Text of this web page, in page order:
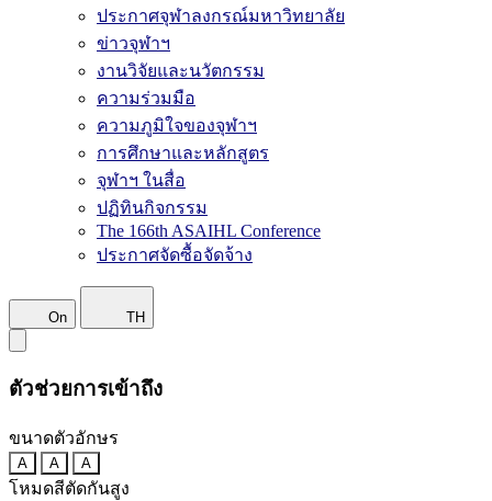
ประกาศจุฬาลงกรณ์มหาวิทยาลัย
ข่าวจุฬาฯ
งานวิจัยและนวัตกรรม
ความร่วมมือ
ความภูมิใจของจุฬาฯ
การศึกษาและหลักสูตร
จุฬาฯ ในสื่อ
ปฏิทินกิจกรรม
The 166th ASAIHL Conference
ประกาศจัดซื้อจัดจ้าง
On TH
ตัวช่วยการเข้าถึง
ขนาดตัวอักษร
A A A
โหมดสีตัดกันสูง